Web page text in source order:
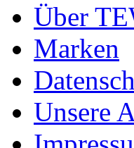
Über
Marken
Unsere